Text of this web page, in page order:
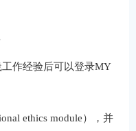
作经验后可以登录MY
ethics module），并